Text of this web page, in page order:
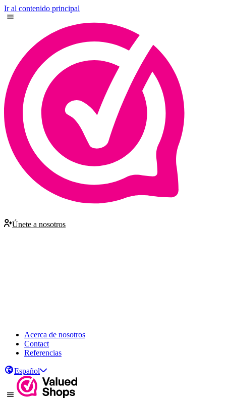
Ir al contenido principal
Únete a nosotros
Acerca de nosotros
Contact
Referencias
Español